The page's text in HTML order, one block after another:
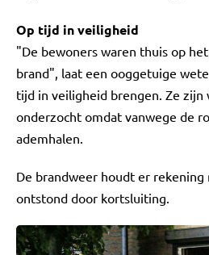
Op tijd in veiligheid
"De bewoners waren thuis op
brand", laat een ooggetuige
tijd in veiligheid brengen. Ze zijn
onderzocht omdat vanwege de
ademhalen.
De brandweer houdt er rekening
ontstond door kortsluiting.